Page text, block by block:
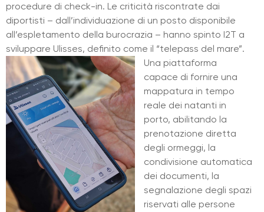
procedure di check-in. Le criticità riscontrate dai
diportisti – dall’individuazione di un posto disponibile
all’espletamento della burocrazia – hanno spinto I2T a
sviluppare Ulisses, definito come il “telepass del mare”.
Una piattaforma
capace di fornire una
mappatura in tempo
reale dei natanti in
porto, abilitando la
prenotazione diretta
degli ormeggi, la
condivisione automatica
dei documenti, la
segnalazione degli spazi
riservati alle persone